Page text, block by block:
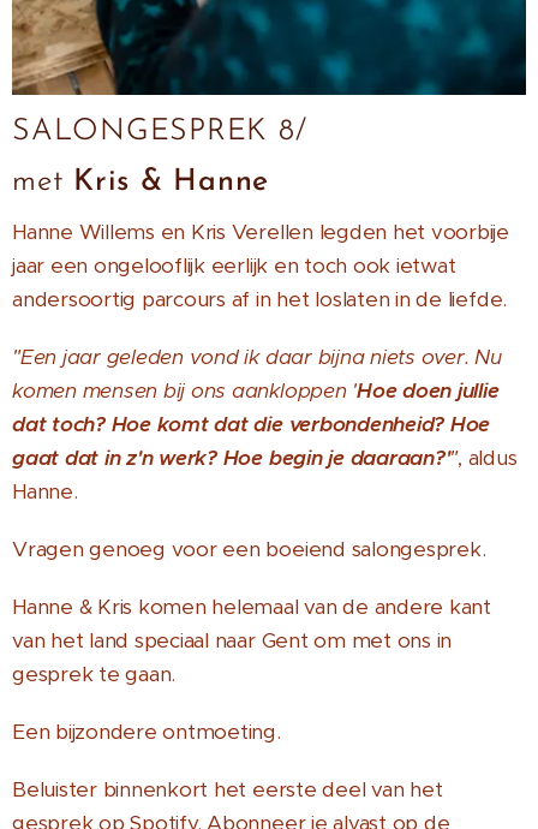
SALONGESPREK 8/
met Kris & Hanne
Hanne Willems en Kris Verellen legden het voorbije
jaar een ongelooflijk eerlijk en toch ook ietwat
andersoortig parcours af in het loslaten in de liefde.
"Een jaar geleden vond ik daar bijna niets over. Nu
komen mensen bij ons aankloppen 'Hoe doen jullie
dat toch? Hoe komt dat die verbondenheid? Hoe
gaat dat in z'n werk? Hoe begin je daaraan?'", aldus
Hanne.
Vragen genoeg voor een boeiend salongesprek.
Hanne & Kris komen helemaal van de andere kant
van het land speciaal naar Gent om met ons in
gesprek te gaan.
Een bijzondere ontmoeting.
Beluister binnenkort het eerste deel van het
gesprek op Spotify. Abonneer je alvast op de